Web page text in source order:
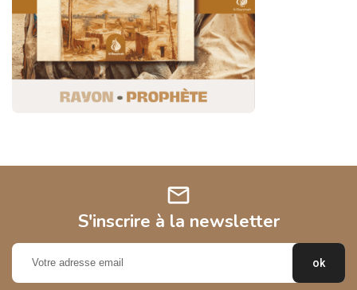
mail
S'inscrire à la newsletter